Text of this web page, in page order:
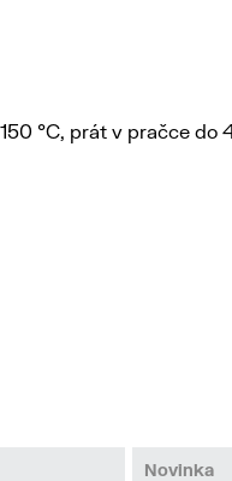
°C, prát v pračce do
Novinka